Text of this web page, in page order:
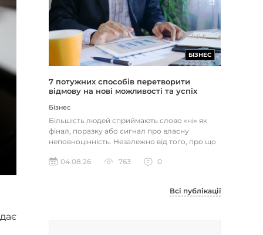
БІЗНЕС
7 потужних способів перетворити
відмову на нові можливості та успіх
Бізнес
Більшість людей сприймають слово «ні» як
фінал, поразку або сигнал про власну
неповноцінність. Незалежно від того, про що
04.08.26
763 0
Всі публікації